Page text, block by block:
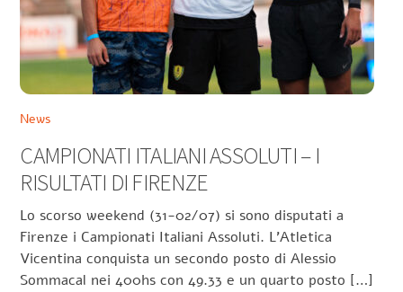
News
CAMPIONATI ITALIANI ASSOLUTI – I
RISULTATI DI FIRENZE
Lo scorso weekend (31-02/07) si sono disputati a
Firenze i Campionati Italiani Assoluti. L’Atletica
Vicentina conquista un secondo posto di Alessio
Sommacal nei 400hs con 49.33 e un quarto posto […]